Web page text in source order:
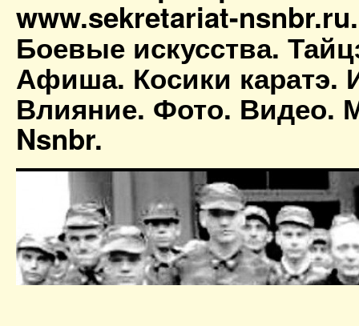
www.sekretariat-
Боевые искусства.
Афиша. Косики каратэ.
Влияние. Фото. Видео.
Nsnbr.